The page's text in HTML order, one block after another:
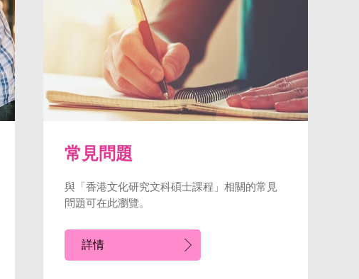
常見問題
與「香港文化研究文科碩士課程」相關的常見
問題可在此瀏覽。
詳情